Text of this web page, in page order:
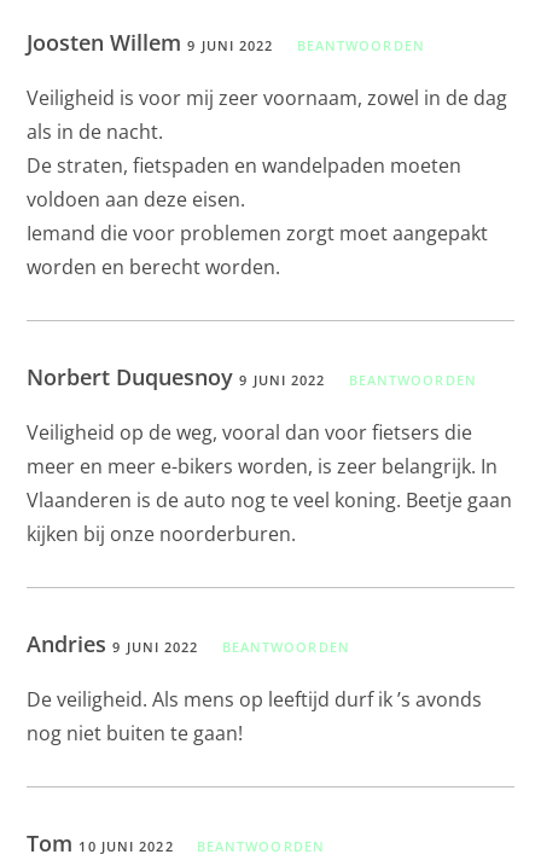
Joosten Willem9 JUNI 2022 BEANTWOORDEN
Veiligheid is voor mij zeer voornaam, zowel in de dag
als in de nacht.
De straten, fietspaden en wandelpaden moeten
voldoen aan deze eisen.
Iemand die voor problemen zorgt moet aangepakt
worden en berecht worden.
Norbert Duquesnoy9 JUNI 2022 BEANTWOORDEN
Veiligheid op de weg, vooral dan voor fietsers die
meer en meer e-bikers worden, is zeer belangrijk. In
Vlaanderen is de auto nog te veel koning. Beetje gaan
kijken bij onze noorderburen.
Andries9 JUNI 2022 BEANTWOORDEN
De veiligheid. Als mens op leeftijd durf ik ’s avonds
nog niet buiten te gaan!
Tom 10 JUNI 2022 BEANTWOORDEN